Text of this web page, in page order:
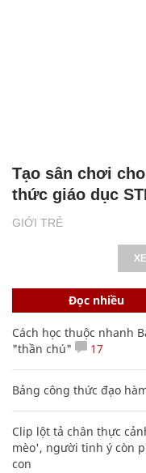
GIỚI TRẺ
Tạo sân chơi
thức giáo dục
Đọc nhiều
Cách học thuộc nhanh
"thần chú"
17
Bảng công thức đạo
Clip lột tả chân thực
mèo', người tinh ý còn
con